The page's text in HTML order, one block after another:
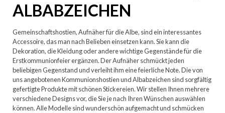
ALBABZEICHEN
Gemeinschaftshostien, Aufnäher für die Albe, sind ein interessantes
Accessoire, das man nach Belieben einsetzen kann. Sie kann die
Dekoration, die Kleidung oder andere wichtige Gegenstände für die
Erstkommunionfeier ergänzen. Der Aufnäher schmückt jeden
beliebigen Gegenstand und verleiht ihm eine feierliche Note. Die von
uns angebotenen Kommunionshostien und Albabzeichen sind sorgfältig
gefertigte Produkte mit schönen Stickereien. Wir stellen Ihnen mehrere
verschiedene Designs vor, die Sie je nach Ihren Wünschen auswählen
können. Alle Modelle sind wunderschön aufgemacht und schmücken